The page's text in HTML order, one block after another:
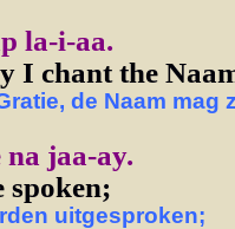
la-i-aa.
I chant the
de Naam mag
na jaa-ay.
spoken;
uitgesproken;